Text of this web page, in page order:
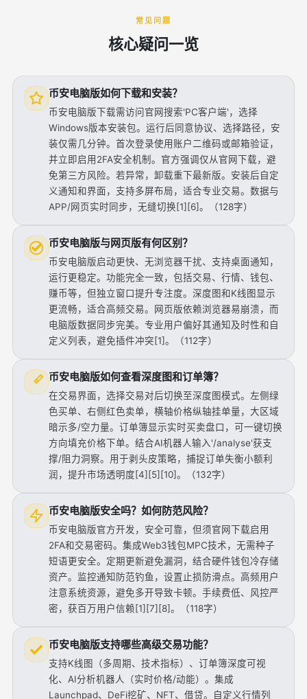
常见问题
核心疑问一览
币安电脑版如何下载和安装？
币安电脑版下载需访问官网搜索'PC客户端'，选择
Windows版本安装包。运行后同意协议、选择路径，安
装仅需几分钟。首次登录使用账户二维码或邮箱验证，
并立即启用2FA安全机制。官方强调仅从官网下载，避
免第三方风险。若异常，卸载重下最新版。安装后自定
义通知和界面，支持多屏布局，适合专业交易。数据与
APP/网页实时同步，无缝切换[1][6]。（128字）
币安电脑版与网页版有何区别？
币安电脑版启动更快、无浏览器干扰、支持桌面通知，
运行更稳定。功能完全一致，包括交易、行情、钱包、
赚币等，但独立窗口提升专注度。深度图和K线图显示
更流畅，适合高频交易。网页版依赖浏览器易崩溃，而
电脑版数据同步完美。专业用户偏好其通知及时性和自
定义列表，避免插件冲突[1]。（112字）
币安电脑版如何查看深度图和订单簿？
在交易界面，选择交易对后切换至深度图模式。左侧绿
色买单、右侧红色卖单，横轴价格纵轴挂单量，大区域
暗示多/空力量。订单簿显示实时买卖盘口，可一键切换
方向填充价格下单。结合AI机器人输入'/analyse'获支
撑/阻力洞察。用于剥头皮策略，捕捉订单失衡小额利
润，提升市场透明度[4][5][10]。（132字）
币安电脑版安全吗？如何防范风险？
币安电脑版官方开发，安全可靠，但须官网下载启用
2FA和交易密码。集成Web3钱包MPC技术，无需种子
短语更安全。定期更新避免漏洞，结合硬件钱包冷存储
资产。监控通知防范钓鱼，设置止损防滑点。高频用户
注意系统资源，避免多开导致卡顿。手续费低、风控严
密，获百万用户信赖[1][7][8]。（118字）
币安电脑版支持哪些高级交易功能？
支持K线图（多周期、技术指标）、订单簿深度可视
化、AI分析机器人（实时价格/动能）。集成
Launchpad、DeFi挖矿、NFT、借贷。自定义行情列